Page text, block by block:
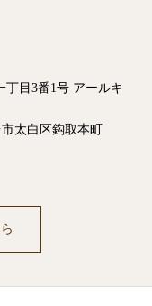
丁目3番1号 アールキ
太白区鈎取本町